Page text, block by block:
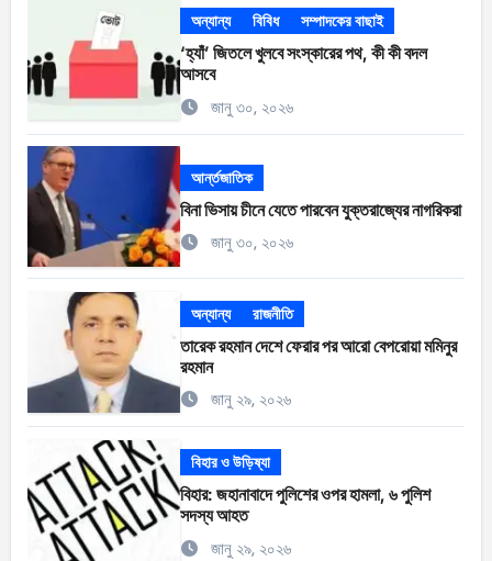
অন্যান্য বিবিধ সম্পাদকের বাছাই
‘হ্যাঁ’ জিতলে খুলবে সংস্কারের পথ, কী কী বদল
আসবে
জানু ৩০, ২০২৬
আর্ন্তজাতিক
বিনা ভিসায় চীনে যেতে পারবেন যুক্তরাজ্যের নাগরিকরা
জানু ৩০, ২০২৬
অন্যান্য রাজনীতি
তারেক রহমান দেশে ফেরার পর আরো বেপরোয়া মমিনুর
রহমান
জানু ২৯, ২০২৬
বিহার ও উড়িষ্যা
বিহার: জহানাবাদে পুলিশের ওপর হামলা, ৬ পুলিশ
সদস্য আহত
জানু ২৯, ২০২৬